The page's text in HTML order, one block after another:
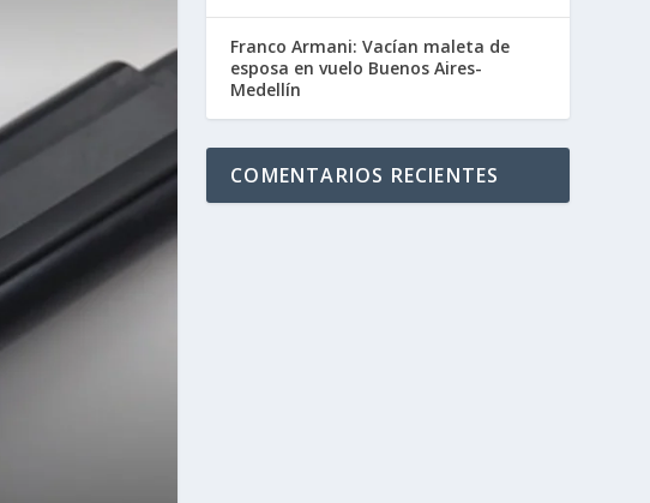
Franco Armani: Vacían maleta de
esposa en vuelo Buenos Aires-
Medellín
COMENTARIOS RECIENTES